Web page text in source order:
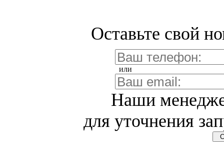
Оставьте свой
или
Наши
для уточнения